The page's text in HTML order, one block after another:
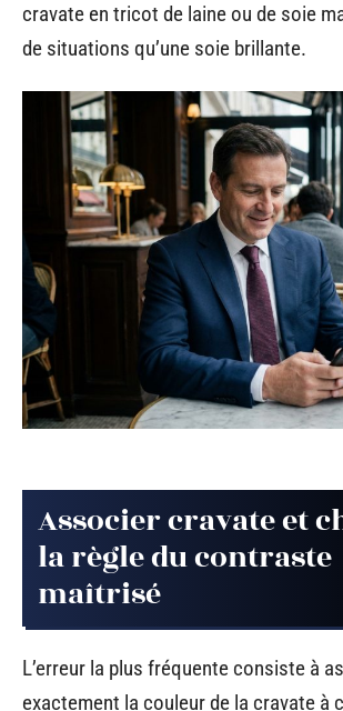
cravate en tricot de laine ou de soie
de situations qu’une soie brillante.
Associer cravate et
la règle du contraste
maîtrisé
L’erreur la plus fréquente consiste à
exactement la couleur de la cravate à